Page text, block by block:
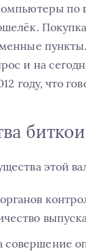
по
и на
году, что
этой
совершение